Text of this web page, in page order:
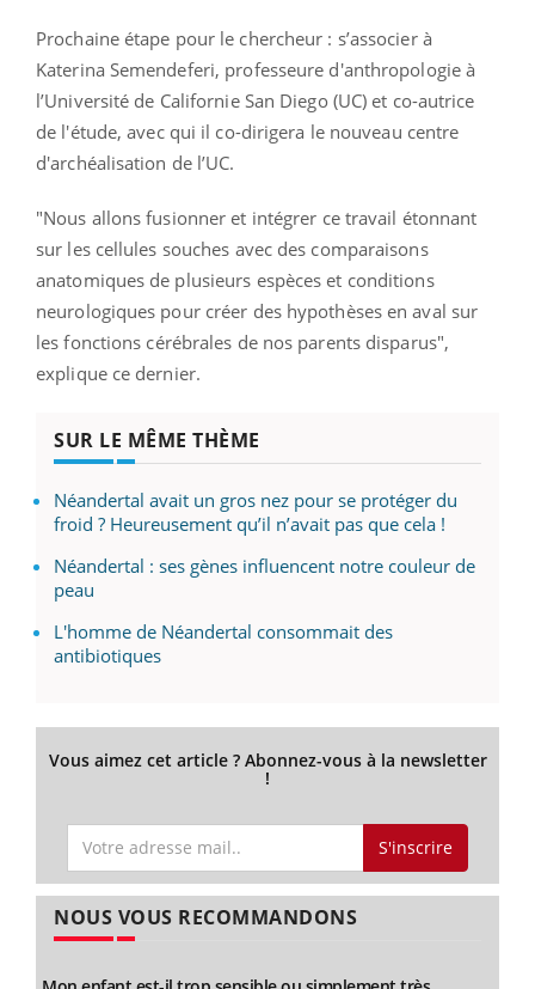
Prochaine étape pour le chercheur : s’associer à
Katerina Semendeferi, professeure d'anthropologie à
l’Université de Californie San Diego (UC) et co-autrice
de l'étude, avec qui il co-dirigera le nouveau centre
d'archéalisation de l’UC.
"Nous allons fusionner et intégrer ce travail étonnant
sur les cellules souches avec des comparaisons
anatomiques de plusieurs espèces et conditions
neurologiques pour créer des hypothèses en aval sur
les fonctions cérébrales de nos parents disparus",
explique ce dernier.
SUR LE MÊME THÈME
Néandertal avait un gros nez pour se protéger du
froid ? Heureusement qu’il n’avait pas que cela !
Néandertal : ses gènes influencent notre couleur de
peau
L'homme de Néandertal consommait des
antibiotiques
Vous aimez cet article ? Abonnez-vous à la newsletter
!
S'inscrire
NOUS VOUS RECOMMANDONS